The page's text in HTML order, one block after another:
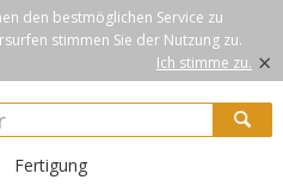
den bestmöglichen Service zu
stimmen Sie der Nutzung zu.
Ich stimme zu. ×
Fertigung